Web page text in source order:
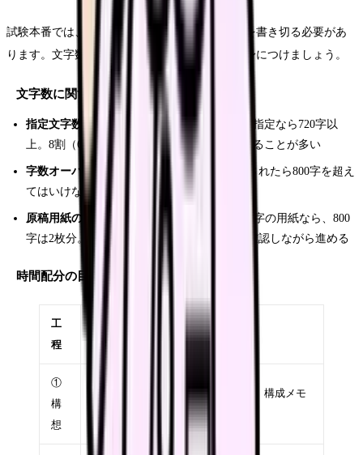
試験本番では、限られた時間の中で指定文字数を書き切る必要があ
ります。文字数管理と時間配分のテクニックを身につけましょう。
文字数に関するルール
指定文字数の9割以上
を書くのが鉄則。800字指定なら720字以
上。8割（640字）を下回ると減点の対象になることが多い
字数オーバー
は厳禁。「800字以内」と指定されたら800字を超え
てはいけない。799字がベスト
原稿用紙のマス目を数える
：20字×20行＝400字の用紙なら、800
字は2枚分。途中でどのあたりまで書いたか確認しながら進める
時間配分の目安（60分の場合）
工
程
①
構
想
10
テーマの分析、主張の決定、構成メモ
（序論・本論・結論の骨子）